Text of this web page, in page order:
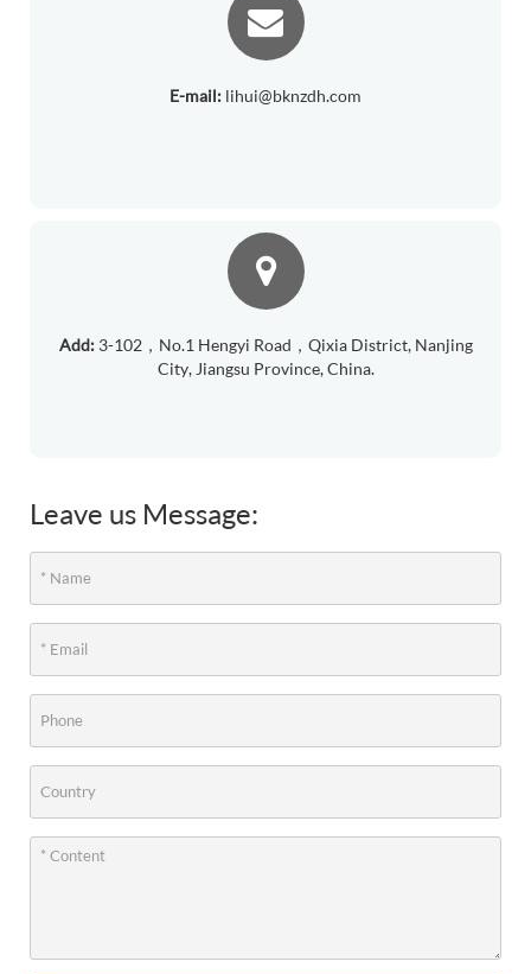
E-mail: lihui@bknzdh.com
Add:3-102，No.1 Hengyi Road，Qixia District, Nanjing
City, Jiangsu Province, China.
Leave us Message: